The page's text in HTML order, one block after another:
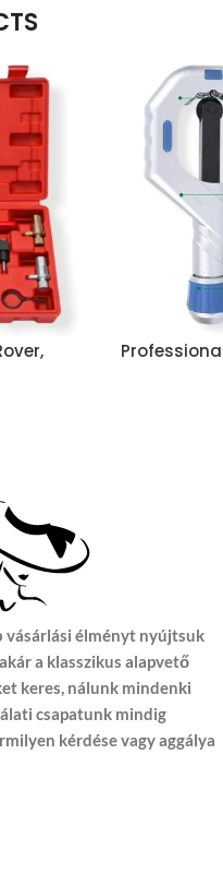
vásárlási élményt nyújtsuk
a klasszikus alapvető
keres, nálunk mindenki
csapatunk mindig
kérdése vagy aggálya